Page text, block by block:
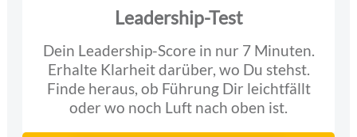
Leadership-Test
Dein Leadership-Score in nur 7 Minuten.
Erhalte Klarheit darüber, wo Du stehst.
Finde heraus, ob Führung Dir leichtfällt
oder wo noch Luft nach oben ist.